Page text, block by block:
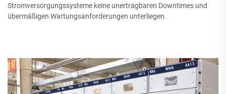
Stromversorgungssysteme keine unertragbaren Downtimes und
übermäßigen Wartungsanforderungen unterliegen.